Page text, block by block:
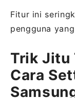
Fitur ini
pengguna
Trik Jitu
Cara